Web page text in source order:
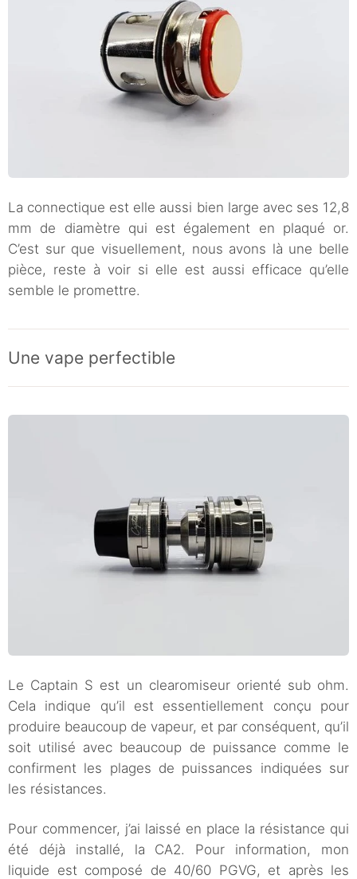
La connectique est elle aussi bien large avec ses 12,8
mm de diamètre qui est également en plaqué or.
C’est sur que visuellement, nous avons là une belle
pièce, reste à voir si elle est aussi efficace qu’elle
semble le promettre.
Une vape perfectible
Le Captain S est un clearomiseur orienté sub ohm.
Cela indique qu’il est essentiellement conçu pour
produire beaucoup de vapeur, et par conséquent, qu’il
soit utilisé avec beaucoup de puissance comme le
confirment les plages de puissances indiquées sur
les résistances.
Pour commencer, j’ai laissé en place la résistance qui
été déjà installé, la CA2. Pour information, mon
liquide est composé de 40/60 PGVG, et après les